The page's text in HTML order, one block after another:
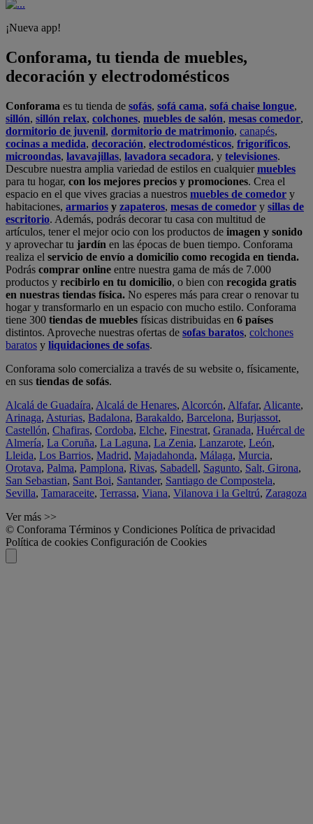
¡Nueva app!
Conforama, tu tienda de muebles,
decoración y electrodomésticos
Conforama es tu tienda de sofás, sofá cama, sofá chaise longue,
sillón, sillón relax, colchones, muebles de salón, mesas comedor,
dormitorio de juvenil, dormitorio de matrimonio, canapés,
cocinas a medida, decoración, electrodomésticos, frigoríficos,
microondas, lavavajillas, lavadora secadora, y televisiones.
Descubre nuestra amplia variedad de estilos en cualquiermuebles
para tu hogar, con los mejores precios y promociones. Crea el
espacio en el que vives gracias a nuestros muebles de comedor y
habitaciones, armarios y zapateros, mesas de comedor y sillas de
escritorio. Además, podrás decorar tu casa con multitud de
artículos, tener el mejor ocio con los productos de imagen y sonido
y aprovechar tu jardín en las épocas de buen tiempo. Conforama
realiza el servicio de envío a domicilio como recogida en tienda.
Podrás comprar online entre nuestra gama de más de 7.000
productos y recibirlo en tu domicilio, o bien con recogida gratis
en nuestras tiendas física. No esperes más para crear o renovar tu
hogar y transformarlo en un espacio con mucho estilo. Conforama
tiene 300 tiendas de muebles físicas distribuidas en 6 países
distintos. Aproveche nuestras ofertas de sofas baratos, colchones
baratos y liquidaciones de sofas.
Conforama solo comercializa a través de su website o, físicamente,
en sus tiendas de sofás.
Alcalá de Guadaíra, Alcalá de Henares, Alcorcón, Alfafar, Alicante,
Arinaga, Asturias, Badalona, Barakaldo, Barcelona, Burjassot,
Castellón, Chafiras, Cordoba, Elche, Finestrat, Granada, Huércal de
Almería, La Coruña, La Laguna, La Zenia, Lanzarote, León,
Lleida, Los Barrios, Madrid, Majadahonda, Málaga, Murcia,
Orotava, Palma, Pamplona, Rivas, Sabadell, Sagunto, Salt, Girona,
San Sebastian, Sant Boi, Santander, Santiago de Compostela,
Sevilla, Tamaraceite, Terrassa, Viana, Vilanova i la Geltrú, Zaragoza
Ver más >>
© Conforama Términos y Condiciones Política de privacidad
Política de cookies Configuración de Cookies